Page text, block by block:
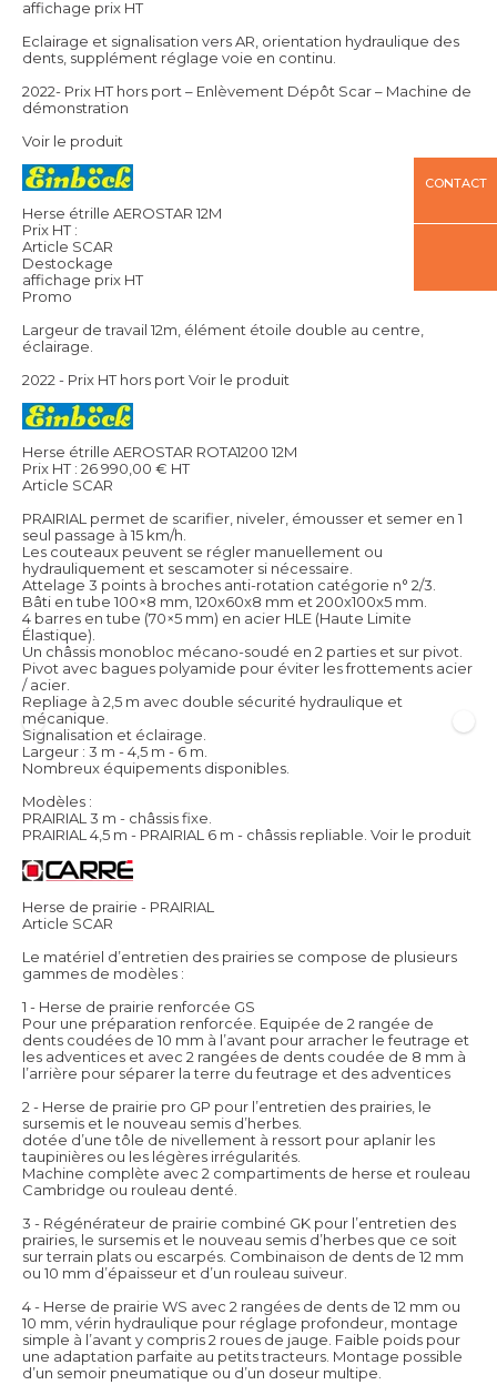
affichage prix HT
Eclairage et signalisation vers AR, orientation hydraulique des
dents, supplément réglage voie en continu.
2022- Prix HT hors port – Enlèvement Dépôt Scar – Machine de
démonstration
Voir le produit
Herse étrille AEROSTAR 12M
Prix HT :
Article SCAR
Destockage
affichage prix HT
Promo
Largeur de travail 12m, élément étoile double au centre,
éclairage.
2022 - Prix HT hors port Voir le produit
Herse étrille AEROSTAR ROTA1200 12M
Prix HT : 26 990,00 € HT
Article SCAR
PRAIRIAL permet de scarifier, niveler, émousser et semer en 1
seul passage à 15 km/h.
Les couteaux peuvent se régler manuellement ou
hydrauliquement et sescamoter si nécessaire.
Attelage 3 points à broches anti-rotation catégorie n° 2/3.
Bâti en tube 100×8 mm, 120x60x8 mm et 200x100x5 mm.
4 barres en tube (70×5 mm) en acier HLE (Haute Limite
Élastique).
Un châssis monobloc mécano-soudé en 2 parties et sur pivot.
Pivot avec bagues polyamide pour éviter les frottements acier
/ acier.
Repliage à 2,5 m avec double sécurité hydraulique et
mécanique.
Signalisation et éclairage.
Largeur : 3 m - 4,5 m - 6 m.
Nombreux équipements disponibles.
Modèles :
PRAIRIAL 3 m - châssis fixe.
PRAIRIAL 4,5 m - PRAIRIAL 6 m - châssis repliable. Voir le produit
Herse de prairie - PRAIRIAL
Article SCAR
Le matériel d’entretien des prairies se compose de plusieurs
gammes de modèles :
1 - Herse de prairie renforcée GS
Pour une préparation renforcée. Equipée de 2 rangée de
dents coudées de 10 mm à l’avant pour arracher le feutrage et
les adventices et avec 2 rangées de dents coudée de 8 mm à
l’arrière pour séparer la terre du feutrage et des adventices
2 - Herse de prairie pro GP pour l’entretien des prairies, le
sursemis et le nouveau semis d’herbes.
dotée d’une tôle de nivellement à ressort pour aplanir les
taupinières ou les légères irrégularités.
Machine complète avec 2 compartiments de herse et rouleau
Cambridge ou rouleau denté.
3 - Régénérateur de prairie combiné GK pour l’entretien des
prairies, le sursemis et le nouveau semis d’herbes que ce soit
sur terrain plats ou escarpés. Combinaison de dents de 12 mm
ou 10 mm d’épaisseur et d’un rouleau suiveur.
4 - Herse de prairie WS avec 2 rangées de dents de 12 mm ou
10 mm, vérin hydraulique pour réglage profondeur, montage
simple à l’avant y compris 2 roues de jauge. Faible poids pour
une adaptation parfaite au petits tracteurs. Montage possible
d’un semoir pneumatique ou d’un doseur multipe.
CONTACT